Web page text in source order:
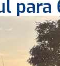
para